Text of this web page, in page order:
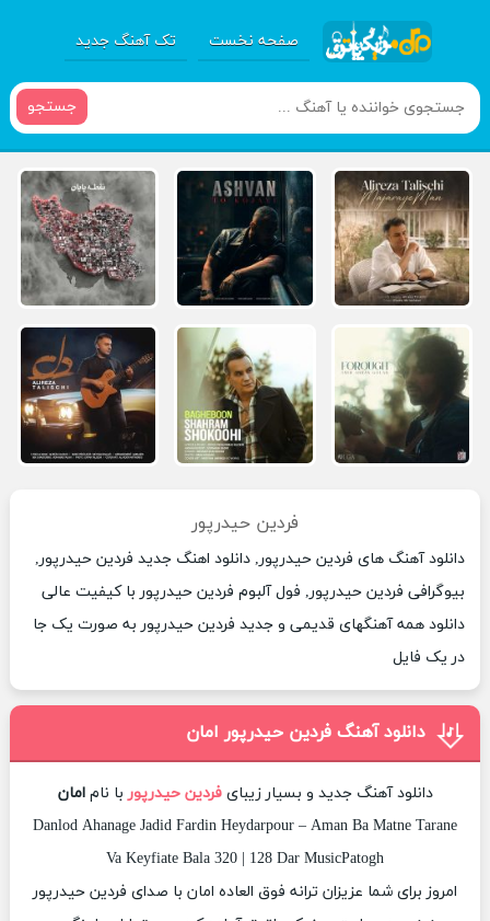
صفحه نخست تک آهنگ جدید
جستجو
فردین حیدرپور
دانلود آهنگ های فردین حیدرپور, دانلود اهنگ جدید فردین حیدرپور,
بیوگرافی فردین حیدرپور, فول آلبوم فردین حیدرپور با کیفیت عالی
دانلود همه آهنگهای قدیمی و جدید فردین حیدرپور به صورت یک جا
در یک فایل
دانلود آهنگ فردین حیدرپور امان
دانلود آهنگ جدید و بسیار زیبایفردین حیدرپور با نامامان
Danlod Ahanage Jadid Fardin Heydarpour – Aman Ba Matne Tarane
Va Keyfiate Bala 320 | 128 Dar MusicPatogh
امروز برای شما عزیزان ترانه فوق العاده امان با صدای فردین حیدرپور